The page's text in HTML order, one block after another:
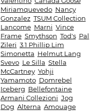
Miriamquevedo Nancy
Gonzalez TSUM Collection
Lancome Marni Vince
Frame Smythson Tod's Pal
Zileri 3.1 Phillip Lim
Simonetta Helmut Lang
Svevo Le Silla Stella
McCartney Yohji
Yamamoto Domrebel
Iceberg Bellefontaine
Armani Collezioni Jog
Dog Alterna Amouage